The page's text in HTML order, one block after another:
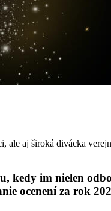
aj široká divácka
kedy im nielen
ocenení za rok